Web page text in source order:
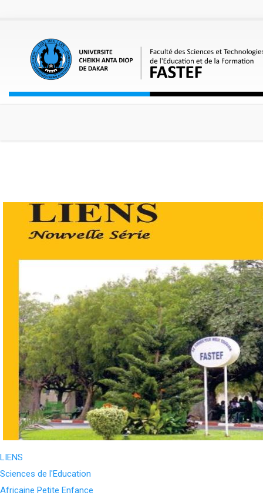
LIENS
Sciences de l'Education
Africaine Petite Enfance